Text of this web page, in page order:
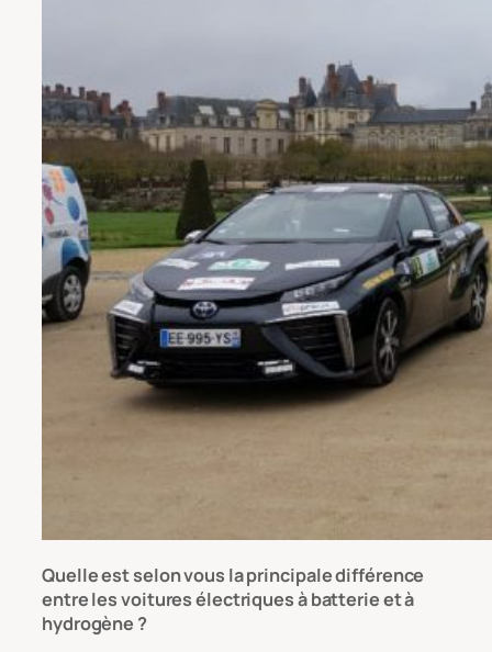
Quelle est selon vous la principale différence
entre les voitures électriques à batterie et à
hydrogène ?